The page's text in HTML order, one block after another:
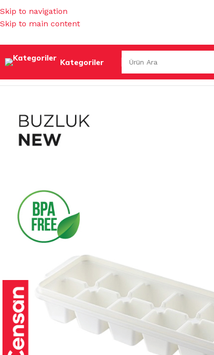
Skip to navigation
Skip to main content
Kategoriler
SU BARDAKLARI &